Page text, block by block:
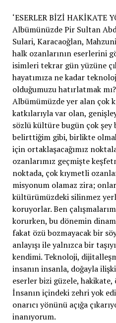
‘ESERLER BİZİ HAKİKATE
Albümünüzde Pir Sultan
Sulari, Karacaoğlan,
halk ozanlarının eserlerini
isimleri tekrar gün yüzüne
hayatımıza ne kadar
olduğumuzu hatırlatmak mı?
Albümümüzde yer alan çok
katkılarıyla var olan,
sözlü kültüre bugün çok şey
belirttiğim gibi, birlikte
için ortaklaşacağımız
ozanlarımız geçmişte
noktada, çok kıymetli
misyonum olamaz zira;
kültürümüzdeki silinmez
koruyorlar. Ben
korurken, bu dönemin
fakat özü bozmayacak bir
anlayışı ile yalnızca bir
kendimi. Teknoloji,
insanın insanla, doğayla
eserler bizi güzele,
İnsanın içindeki zehri yok
onarıcı yönünü açığa
inanıyorum.